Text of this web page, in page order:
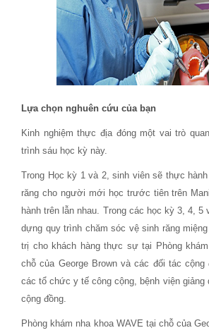
Lựa chọn nghuên cứu của bạn
Kinh nghiệm thực địa đóng một vai trò
trình sáu học kỳ này.
Trong Học kỳ 1 và 2, sinh viên sẽ thực
răng cho người mới học trước tiên trên
hành trên lẫn nhau. Trong các học kỳ 3, 4, 5
dựng quy trình chăm sóc vệ sinh răng
trị cho khách hàng thực sự tại Phòng
chỗ của George Brown và các đối tác cộng
các tổ chức y tế công cộng, bệnh viện giảng
cộng đồng.
Phòng khám nha khoa WAVE tại chỗ của